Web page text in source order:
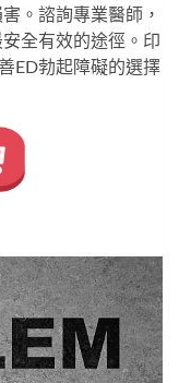
。諮詢專業醫師，
全有效的途徑。 印
ED勃起障礙的選擇